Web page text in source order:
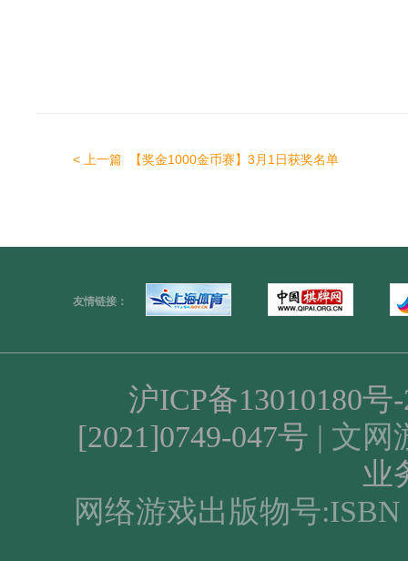
< 上一篇 【奖金1000金币赛】3月1日获奖名单
友情链接：
沪ICP备13010180
[2021]0749-047号 | 文网
业
网络游戏出版物号:ISBN